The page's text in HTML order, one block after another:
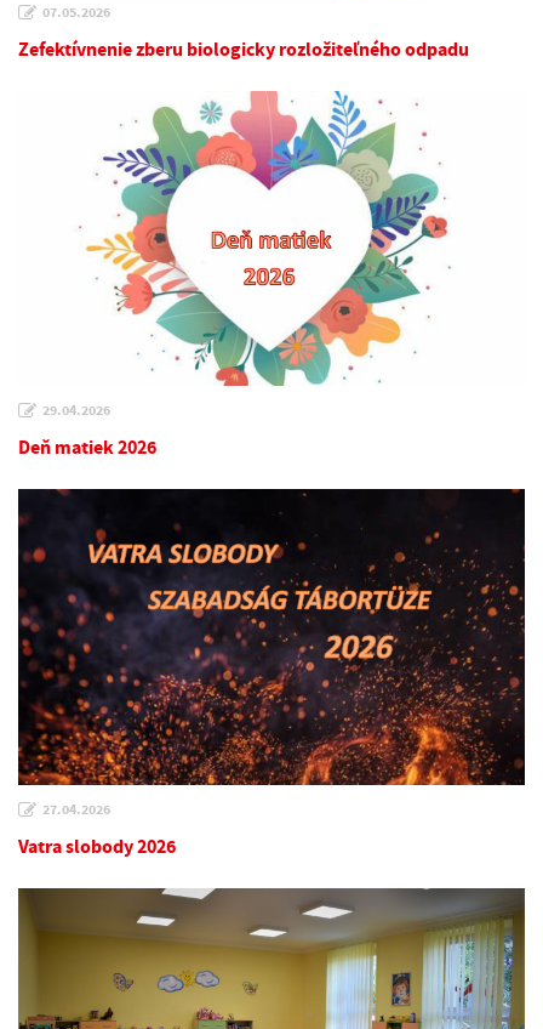
07.05.2026
Zefektívnenie zberu biologicky rozložiteľného odpadu
29.04.2026
Deň matiek 2026
27.04.2026
Vatra slobody 2026